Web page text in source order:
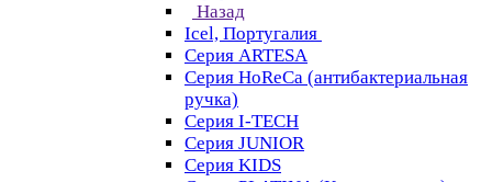
Назад
Icel, Португалия
Серия ARTESA
Серия HoReCa (антибактериальная
ручка)
Серия I-TECH
Серия JUNIOR
Серия KIDS